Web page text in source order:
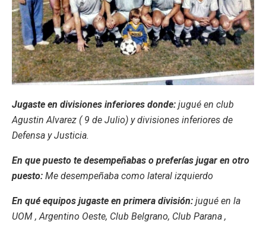
Jugaste en divisiones inferiores donde: jugué en club
Agustin Alvarez ( 9 de Julio) y divisiones inferiores de
Defensa y Justicia.
En que puesto te desempeñabas o preferías jugar en otro
puesto: Me desempeñaba como lateral izquierdo
En qué equipos jugaste en primera división: jugué en la
UOM , Argentino Oeste, Club Belgrano, Club Parana ,